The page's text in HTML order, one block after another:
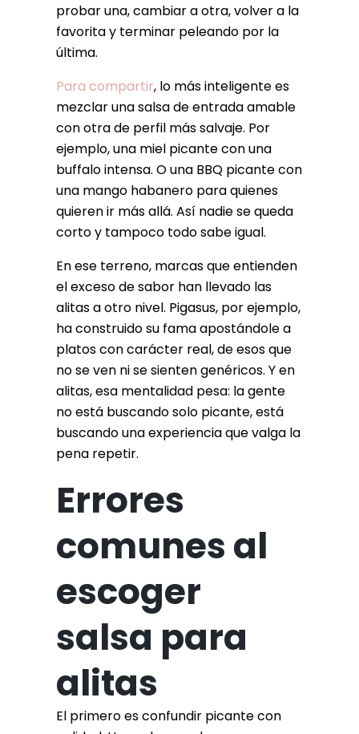
probar una, cambiar a otra, volver a la
favorita y terminar peleando por la
última.
Para compartir, lo más inteligente es
mezclar una salsa de entrada amable
con otra de perfil más salvaje. Por
ejemplo, una miel picante con una
buffalo intensa. O una BBQ picante con
una mango habanero para quienes
quieren ir más allá. Así nadie se queda
corto y tampoco todo sabe igual.
En ese terreno, marcas que entienden
el exceso de sabor han llevado las
alitas a otro nivel. Pigasus, por ejemplo,
ha construido su fama apostándole a
platos con carácter real, de esos que
no se ven ni se sienten genéricos. Y en
alitas, esa mentalidad pesa: la gente
no está buscando solo picante, está
buscando una experiencia que valga la
pena repetir.
Errores
comunes al
escoger
salsa para
alitas
El primero es confundir picante con